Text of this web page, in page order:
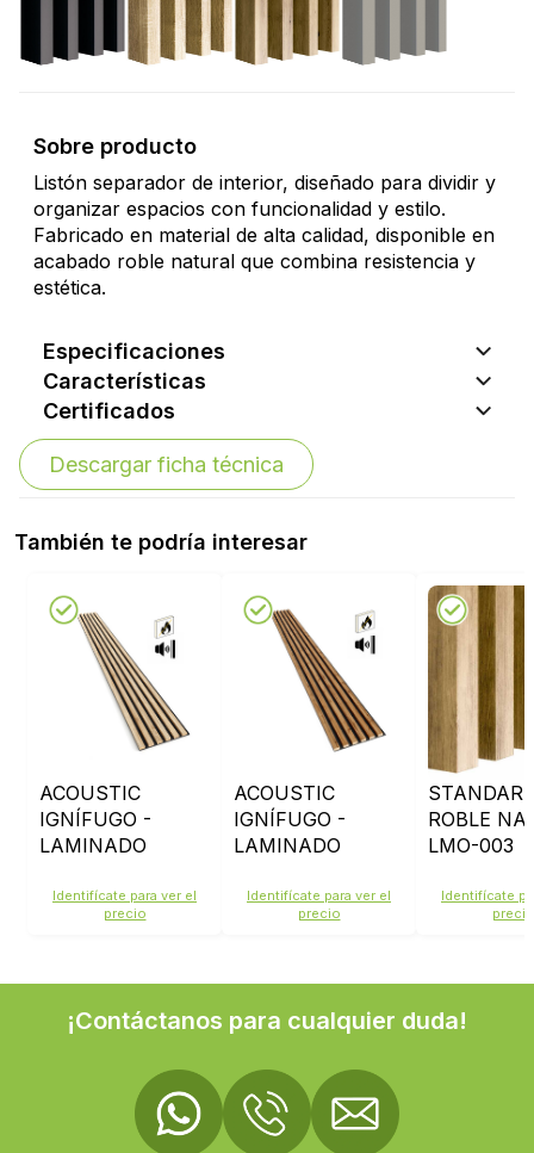
Sobre producto
Listón separador de interior, diseñado para dividir y
organizar espacios con funcionalidad y estilo.
Fabricado en material de alta calidad, disponible en
acabado roble natural que combina resistencia y
estética.
Especificaciones
Características
Certificados
Descargar ficha técnica
También te podría interesar
ACOUSTIC
IGNÍFUGO -
LAMINADO
LMO202 -
FIELTRO NEGRO
Identifícate para ver el
precio
ACOUSTIC
IGNÍFUGO -
LAMINADO
LMO207 -
FIELTRO NEGRO
Identifícate para ver el
precio
ROBLE
LMO-003
Identifícate
precio
¡Contáctanos para cualquier duda!